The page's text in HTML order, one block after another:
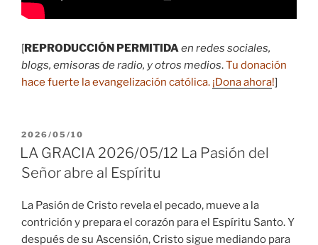
[REPRODUCCIÓN PERMITIDAen redes sociales,
blogs, emisoras de radio, y otros medios.Tu donación
hace fuerte la evangelización católica. ¡Dona ahora!]
PUBLICADO
EL
2026/05/10
LA GRACIA 2026/05/12 La Pasión del
Señor abre al Espíritu
La Pasión de Cristo revela el pecado, mueve a la
contrición y prepara el corazón para el Espíritu Santo. Y
después de su Ascensión, Cristo sigue mediando para